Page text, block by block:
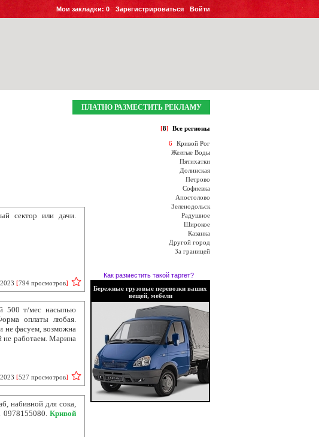
Войти
Зарегистрироваться
Мои закладки: 0
ПЛАТНО РАЗМЕСТИТЬ РЕКЛАМУ
[8] Все регионы
сектор или дачи.
[794 просмотров]
500 т/мес насыпью
оплаты любая.
не фасуем, возможна
не работаем. Марина
[527 просмотров]
набивной для сока,
0978155080. Кривой
6 Кривой Рог
Желтые Воды
Пятихатки
Долинская
Петрово
Софиевка
Апостолово
Зеленодольск
Радушное
Широкое
Казанка
Другой город
За границей
Как разместить такой таргет?
Бережные грузовые перевозки ваших
вещей, мебели